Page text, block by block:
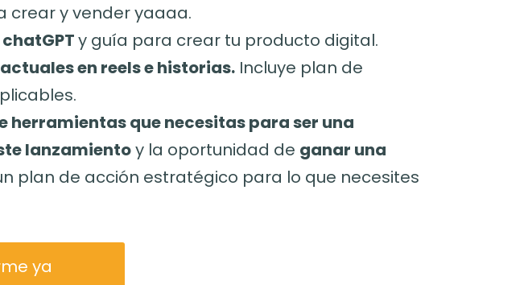
crear y vender yaaaa.
y guía para crear tu producto digital.
en reels e historias. Incluye plan de
herramientas que necesitas para ser una
lanzamientoy la oportunidad de ganar una
plan de acción estratégico para lo que necesites
ya